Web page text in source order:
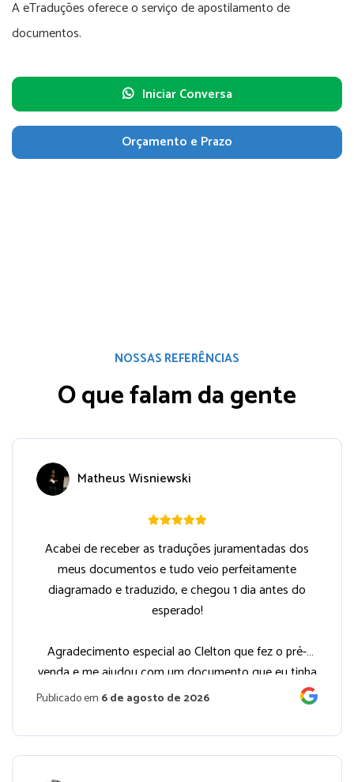
A eTraduções oferece o serviço de apostilamento de
documentos.
Iniciar Conversa
Orçamento e Prazo
NOSSAS REFERÊNCIAS
O que falam da gente
Matheus Wisniewski
Acabei de receber as traduções juramentadas dos
meus documentos e tudo veio perfeitamente
diagramado e traduzido, e chegou 1 dia antes do
esperado!
Agradecimento especial ao Clelton que fez o pré-
venda e me ajudou com um documento que eu tinha
enviado errado. Muito obrigado!
Publicado em 6 de agosto de 2026